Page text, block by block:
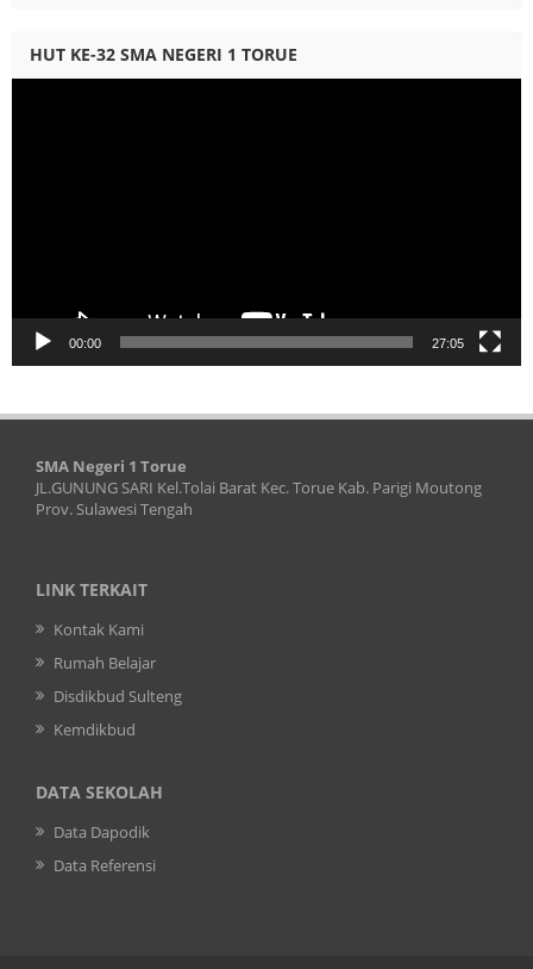
HUT KE-32 SMA NEGERI 1 TORUE
00:00 27:05
SMA Negeri 1 Torue
JL.GUNUNG SARI Kel.Tolai Barat Kec. Torue Kab. Parigi Moutong
Prov. Sulawesi Tengah
LINK TERKAIT
Kontak Kami
Rumah Belajar
Disdikbud Sulteng
Kemdikbud
DATA SEKOLAH
Data Dapodik
Data Referensi